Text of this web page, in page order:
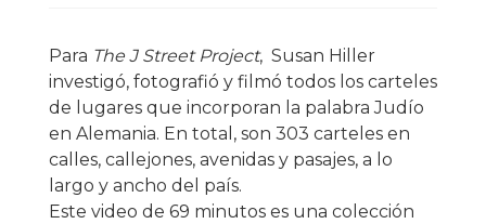
Para The J Street Project, Susan Hiller
investigó, fotografió y filmó todos los carteles
de lugares que incorporan la palabra Judío
en Alemania. En total, son 303 carteles en
calles, callejones, avenidas y pasajes, a lo
largo y ancho del país.
Este video de 69 minutos es una colección